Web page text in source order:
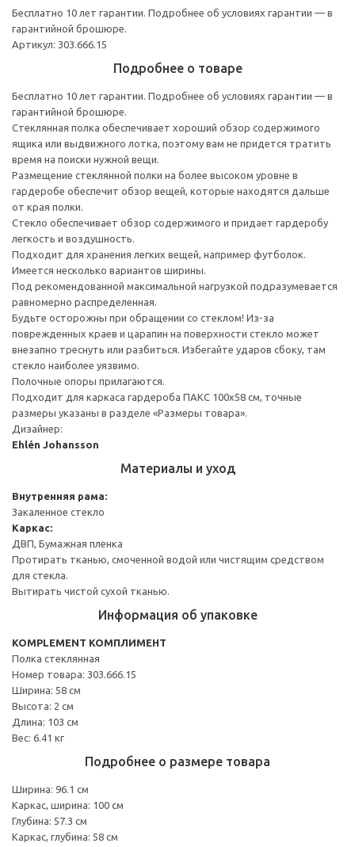
Бесплатно 10 лет гарантии. Подробнее об условиях гарантии — в
гарантийной брошюре.
Артикул: 303.666.15
Подробнее о товаре
Бесплатно 10 лет гарантии. Подробнее об условиях гарантии — в
гарантийной брошюре.
Стеклянная полка обеспечивает хороший обзор содержимого
ящика или выдвижного лотка, поэтому вам не придется тратить
время на поиски нужной вещи.
Размещение стеклянной полки на более высоком уровне в
гардеробе обеспечит обзор вещей, которые находятся дальше
от края полки.
Стекло обеспечивает обзор содержимого и придает гардеробу
легкость и воздушность.
Подходит для хранения легких вещей, например футболок.
Имеется несколько вариантов ширины.
Под рекомендованной максимальной нагрузкой подразумевается
равномерно распределенная.
Будьте осторожны при обращении со стеклом! Из-за
поврежденных краев и царапин на поверхности стекло может
внезапно треснуть или разбиться. Избегайте ударов сбоку, там
стекло наиболее уязвимо.
Полочные опоры прилагаются.
Подходит для каркаса гардероба ПАКС 100x58 см, точные
размеры указаны в разделе «Размеры товара».
Дизайнер:
Ehlén Johansson
Материалы и уход
Внутренняя рама:
Закаленное стекло
Каркас:
ДВП, Бумажная пленка
Протирать тканью, смоченной водой или чистящим средством
для стекла.
Вытирать чистой сухой тканью.
Информация об упаковке
KOMPLEMENT КОМПЛИМЕНТ
Полка стеклянная
Номер товара: 303.666.15
Ширина: 58 см
Высота: 2 см
Длина: 103 см
Вес: 6.41 кг
Подробнее о размере товара
Ширина: 96.1 см
Каркас, ширина: 100 см
Глубина: 57.3 см
Каркас, глубина: 58 см